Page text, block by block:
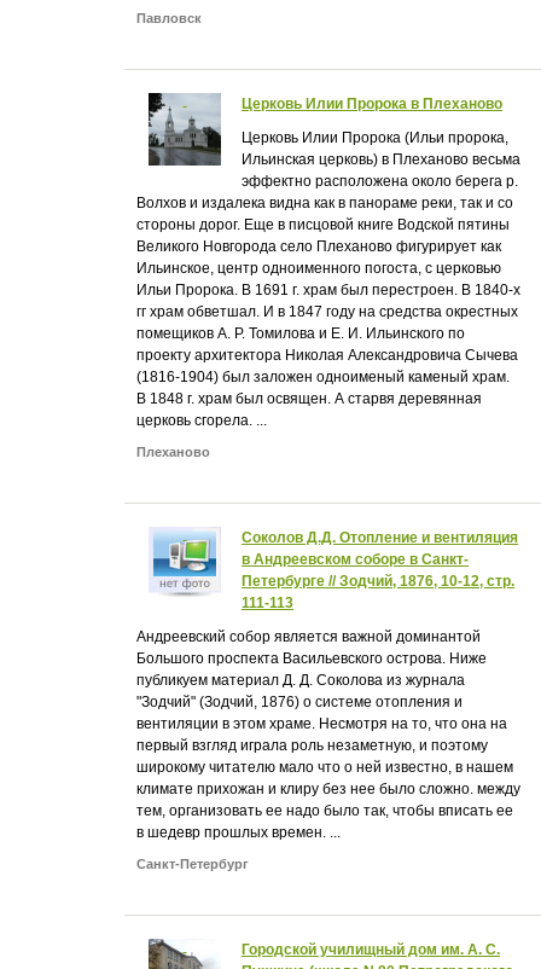
Павловск
Церковь Илии Пророка в Плеханово
Церковь Илии Пророка (Ильи пророка,
Ильинская церковь) в Плеханово весьма
эффектно расположена около берега р.
Волхов и издалека видна как в панораме реки, так и со
стороны дорог. Еще в писцовой книге Водской пятины
Великого Новгорода село Плеханово фигурирует как
Ильинское, центр одноименного погоста, с церковью
Ильи Пророка. В 1691 г. храм был перестроен. В 1840-х
гг храм обветшал. И в 1847 году на средства окрестных
помещиков А. Р. Томилова и Е. И. Ильинского по
проекту архитектора Николая Александровича Сычева
(1816-1904) был заложен одноименый каменый храм.
В 1848 г. храм был освящен. А старвя деревянная
церковь сгорела. ...
Плеханово
Соколов Д.Д. Отопление и вентиляция
в Андреевском соборе в Санкт-
Петербурге // Зодчий, 1876, 10-12, стр.
111-113
Андреевский собор является важной доминантой
Большого проспекта Васильевского острова. Ниже
публикуем материал Д. Д. Соколова из журнала
"Зодчий" (Зодчий, 1876) о системе отопления и
вентиляции в этом храме. Несмотря на то, что она на
первый взгляд играла роль незаметную, и поэтому
широкому читателю мало что о ней известно, в нашем
климате прихожан и клиру без нее было сложно. между
тем, организовать ее надо было так, чтобы вписать ее
в шедевр прошлых времен. ...
Санкт-Петербург
Городской училищный дом им. А. С.